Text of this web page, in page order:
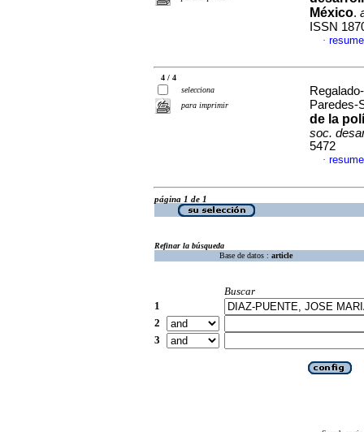
México.
ISSN
·
4 / 4
selecciona
para imprimir
Paredes-
de la
soc.
5472
·
página 1 de 1
Refinar la búsqueda
Base de datos : article
Buscar
1
2
3